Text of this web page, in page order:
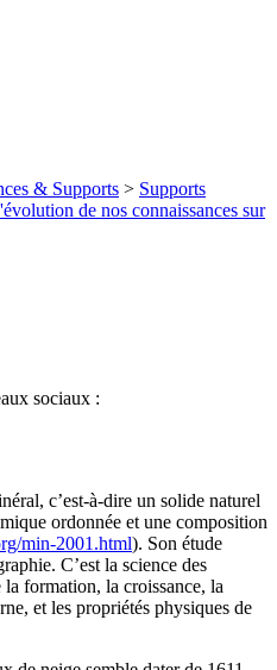
& Supports > Supports
de nos connaissances sur
sociaux :
c’est-à-dire un solide naturel
ordonnée et une composition
min-2001.html). Son étude
C’est la science des
formation, la croissance, la
et les propriétés physiques de